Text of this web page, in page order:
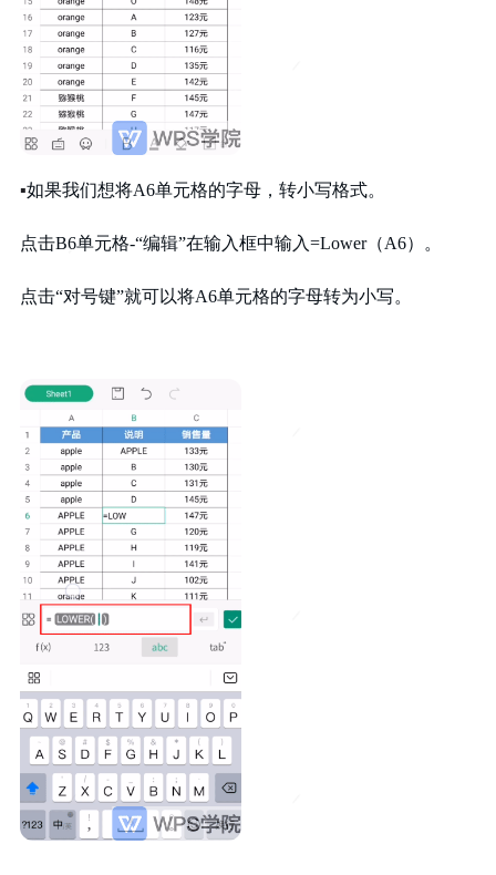
▪如果我们想将A6单元格的字母， 转小写格式。
点击B6单元格-“编辑”在输入框中输入=Lower（A6）。
点击“对号键”就可以将A6单元格的字母转为小写。